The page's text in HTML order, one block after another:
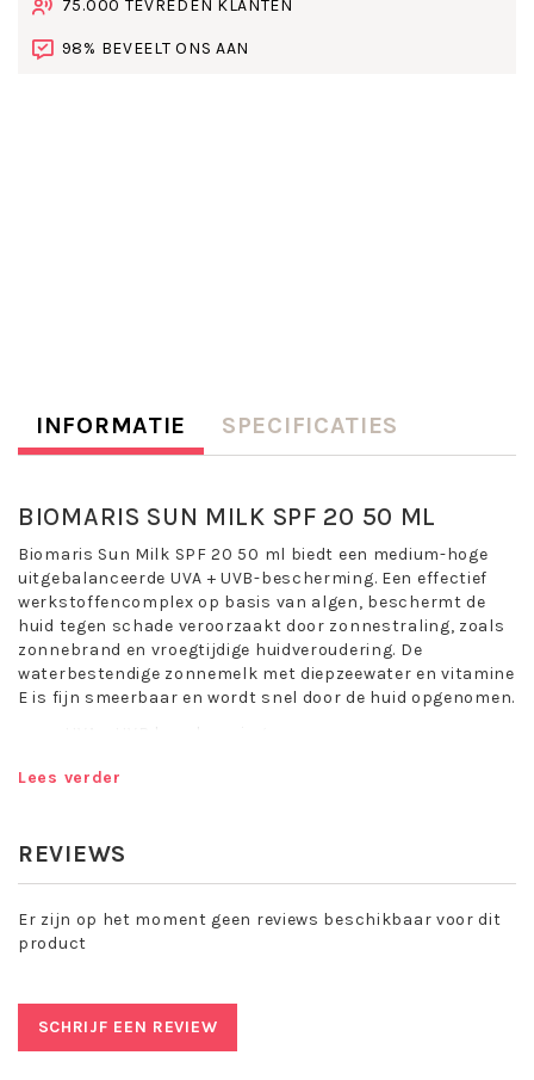
75.000 TEVREDEN KLANTEN
98% BEVEELT ONS AAN
INFORMATIE SPECIFICATIES
BIOMARIS SUN MILK SPF 20 50 ML
Biomaris Sun Milk SPF 20 50 ml biedt een medium-hoge
uitgebalanceerde UVA + UVB-bescherming. Een effectief
werkstoffencomplex op basis van algen, beschermt de
huid tegen schade veroorzaakt door zonnestraling, zoals
zonnebrand en vroegtijdige huidveroudering. De
waterbestendige zonnemelk met diepzeewater en vitamine
E is fijn smeerbaar en wordt snel door de huid opgenomen.
UVA + UVB bescherming
genot - maar alleen voor uw huid met de juiste
De Biomaris Sun Care-producten met een
uitgebalanceerde UVA+UVB-beschermende balans
en bescherm uw huid de eerste keer dat u gaat
zonnebaden - vooral als deze nog niet aan de zon gewend
is. Zo kunt u onbezorgd genieten van de zon.
Lees verder
REVIEWS
Er zijn op het moment geen reviews beschikbaar voor dit
product
SCHRIJF EEN REVIEW